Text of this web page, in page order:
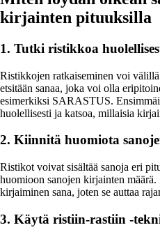
kirjainten pituuksilla
1. Tutki ristikkoa
Ristikkojen ratkaiseminen voi
etsitään sanaa, joka voi olla
esimerkiksi SARASTUS.
huolellisesti ja katsoa, millaisia
2. Kiinnitä huomiota
Ristikot voivat sisältää sanoja eri
huomioon sanojen kirjainten
kirjaiminen sana, joten se auttaa
3. Käytä ristiin-rastiin -